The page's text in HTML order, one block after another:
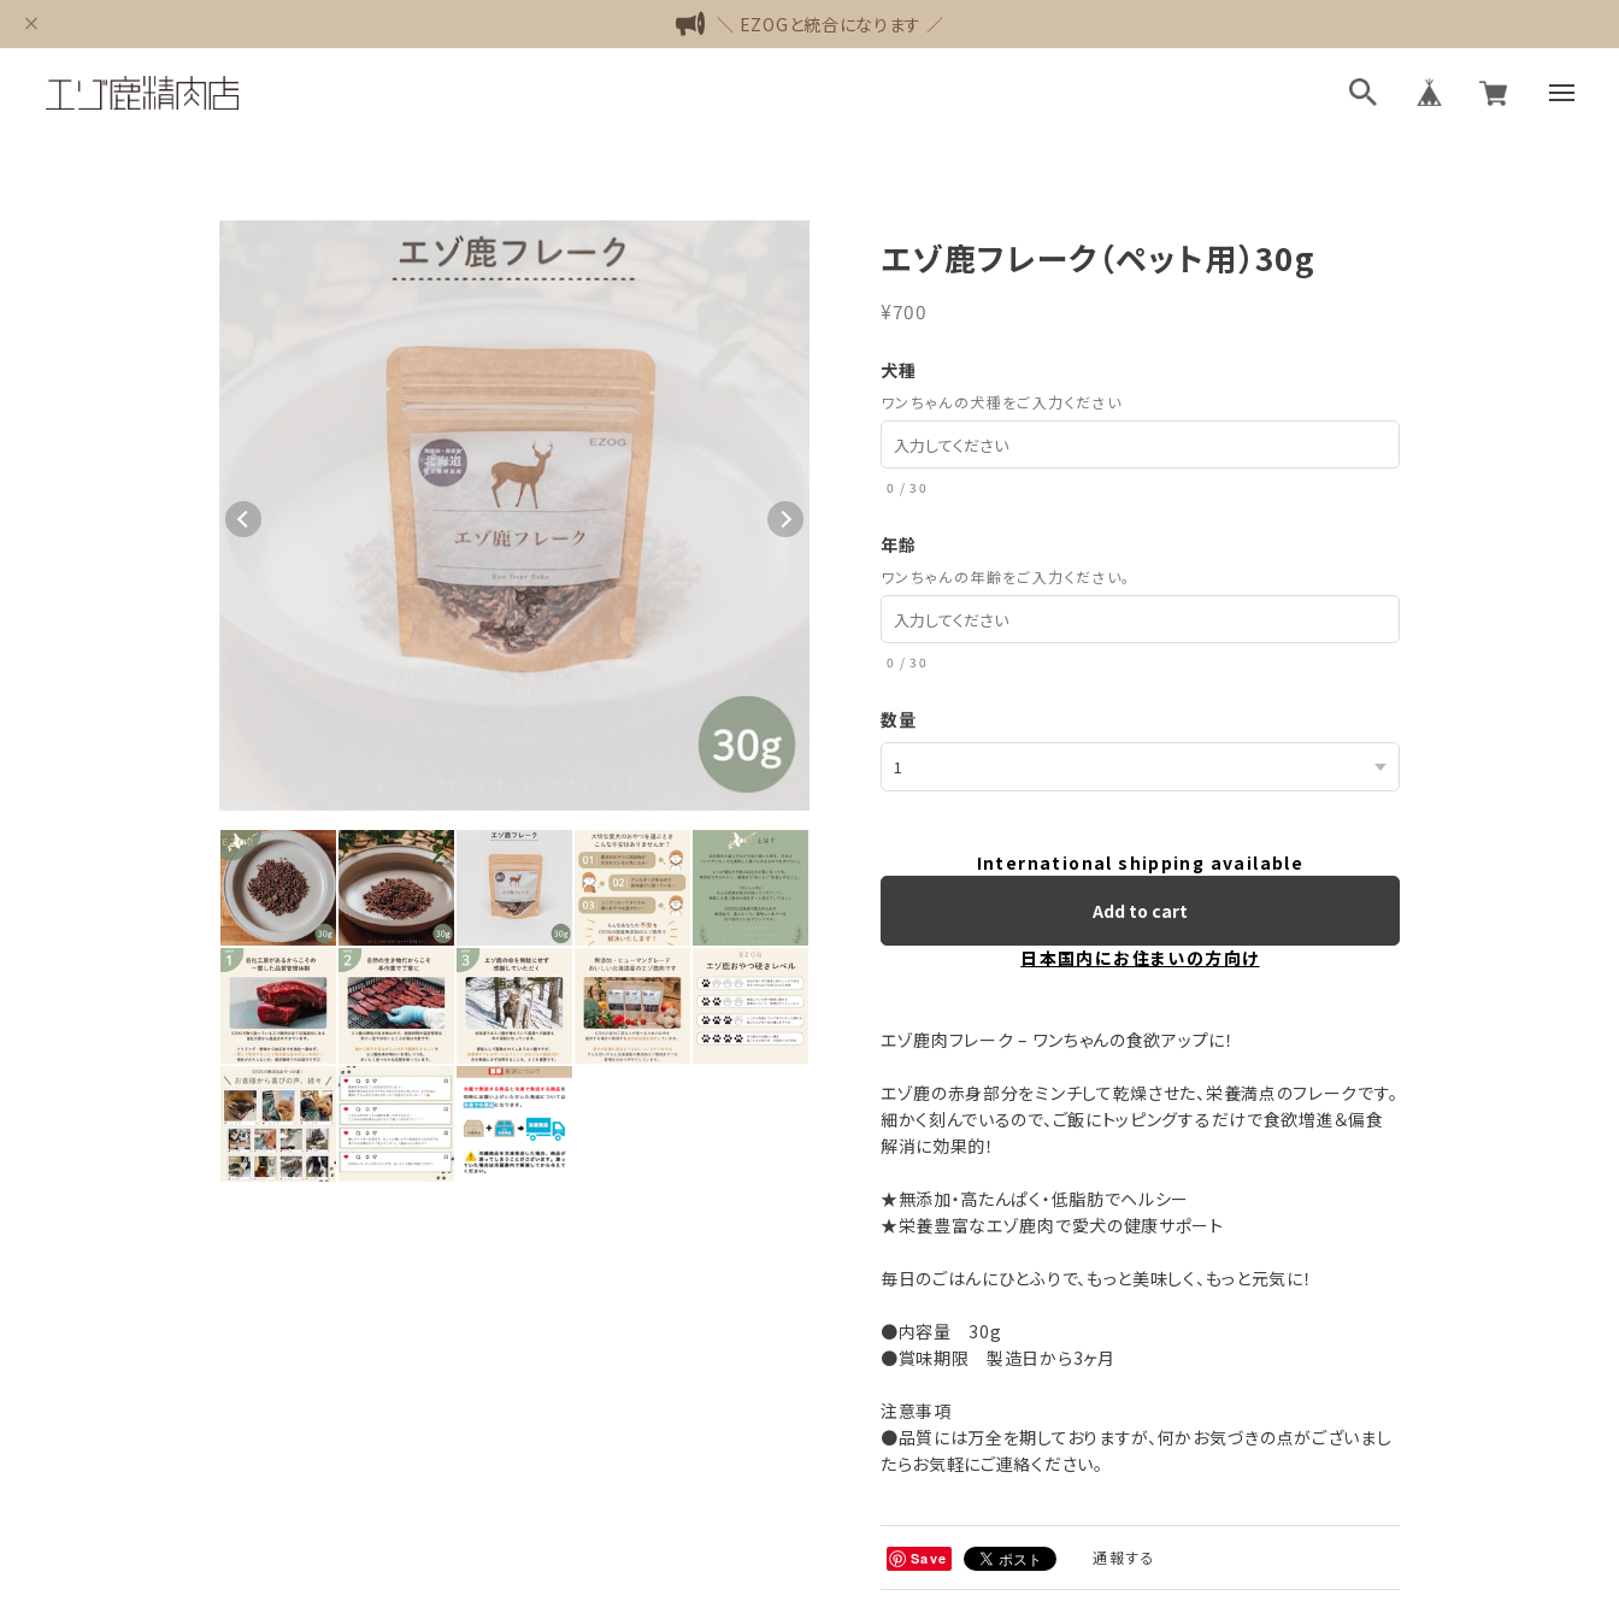
＼ EZOGと統合になります ／
エゾ鹿フレーク（ペット用）30g
¥700
犬種
ワンちゃんの犬種をご入力ください
0 /30
年齢
ワンちゃんの年齢をご入力ください。
0 /30
数量
International shipping available
Add to cart
日本国内にお住まいの方向け
エゾ鹿肉フレーク – ワンちゃんの食欲アップに！
エゾ鹿の赤身部分をミンチして乾燥させた、栄養満点のフレークです。
細かく刻んでいるので、ご飯にトッピングするだけで食欲増進＆偏食
解消に効果的！
★無添加・高たんぱく・低脂肪でヘルシー
★栄養豊富なエゾ鹿肉で愛犬の健康サポート
毎日のごはんにひとふりで、もっと美味しく、もっと元気に！
●内容量 30g
●賞味期限 製造日から3ヶ月
注意事項
●品質には万全を期しておりますが、何かお気づきの点がございまし
たらお気軽にご連絡ください。
Save 通報する